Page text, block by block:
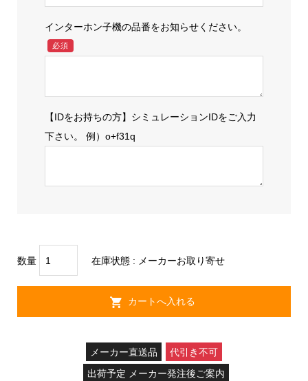
インターホン子機の品番をお知らせください。
必須
【IDをお持ちの方】シミュレーションIDをご入力
下さい。 例）o+f31q
数量 在庫状態 : メーカーお取り寄せ
メーカー直送品
代引き不可
出荷予定 メーカー発注後ご案内